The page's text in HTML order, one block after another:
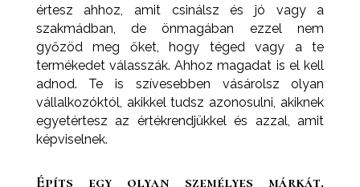
értesz ahhoz, amit csinálsz és jó vagy a
szakmádban, de önmagában ezzel nem
győzöd meg őket, hogy téged vagy a te
termékedet válasszák. Ahhoz magadat is el kell
adnod. Te is szívesebben vásárolsz olyan
vállalkozóktól, akikkel tudsz azonosulni, akiknek
egyetértesz az értékrendjükkel és azzal, amit
képviselnek.
Építs egy olyan személyes márkát,